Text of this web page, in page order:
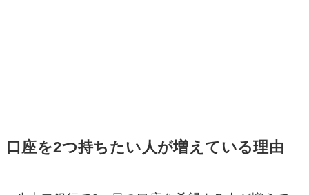
口座を2つ持ちたい人が増えている理由